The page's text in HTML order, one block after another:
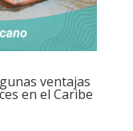
ventajas
en el Caribe